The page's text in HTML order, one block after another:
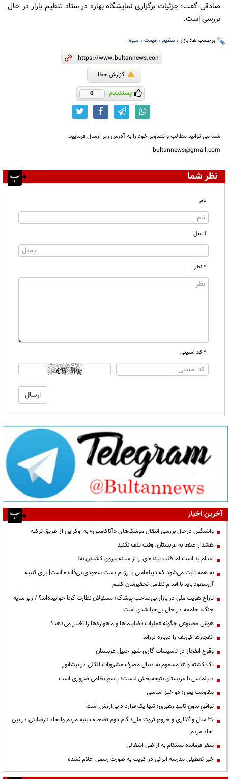
صادقی گفت: جزئیات برگزاری نمایشگاه بهاره در ستاد تنظیم بازار در حال
بررسی است.
برچسب ها: بازار ، تنظیم ، قیمت ، میوه
گزارش خطا
پسندیدم 0
شما می توانید مطالب و تصاویر خود را به آدرس زیر ارسال فرمایید.
bultannews@gmail.com
نظر شما
نام
ایمیل
* نظر
* کد امنیتی
آخرین اخبار
واشنگتن درحال بررسی انتقال موشک‌های «آتاکامس» به اوکراین از طریق ترکیه
هشدار صنعا به عربستان: وقت تلف نکنید
اعدام بد است اما قلب تپنده‌ای را از سینه بیرون کشیدن نه!
به همه ثابت می‌شود که دیپلماسی با رژیم پست سعودی بی‌فایده است| برای تنبیه
آل‌سعود باید با اقدام نظامی تحقیرشان کنیم
تاراج هویت ملی در بازار بی‌صاحب پوشاک؛ مسئولان نظارت کجا خوابیده‌اند؟ / زیر سایه
جنگ، جامعه در حال بی‌حیا شدن است
هوش مصنوعی چگونه عملیات فضاپیماها و ماهواره‌ها را تغییر می‌دهد؟
انفجارها کی‌یف را دوباره لرزاند
وقوع انفجار در تاسیسات گازی شهر جبیل عربستان
یک کشته و ۱۲ مسموم به دنبال مصرف مشروبات الکلی در نیشابور
دیپلماسی با عربستان نتیجه‌بخش نیست؛ پاسخ نظامی ضروری است
مقاومت یمن؛ دو خیز اساسی
توافقِ بدونِ تاییدِ رهبری؛ تنها یک قراردادِ بی‌ارزش است
۳۰ سال واگذاری و خروج ثروت ملی؛ گام دوم تضعیف بنیه مردم وایجاد نارضایتی در بین
احاد مردم
سفر فرمانده سنتکام به اراضی اشغالی
خبر تعطیلی مدرسه ایرانی در کویت به صورت رسمی اعلام نشده